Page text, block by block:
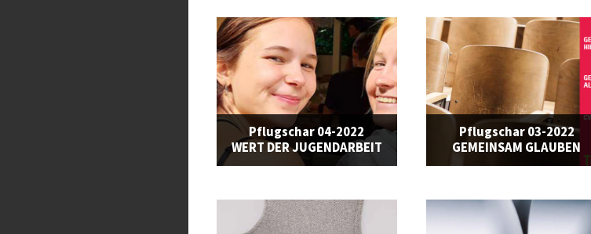
Pflugschar 04-2022
WERT DER JUGENDARBEIT
Pflugschar 03-2022
GEMEINSAM GLAUBEN